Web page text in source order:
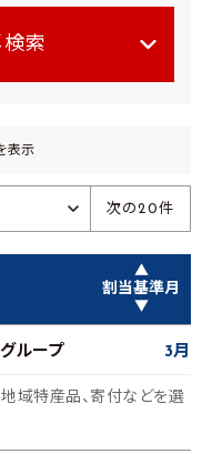
索
表示
次の20件
▲
割当基準月
▼
ループ 3月
域特産品、寄付などを選